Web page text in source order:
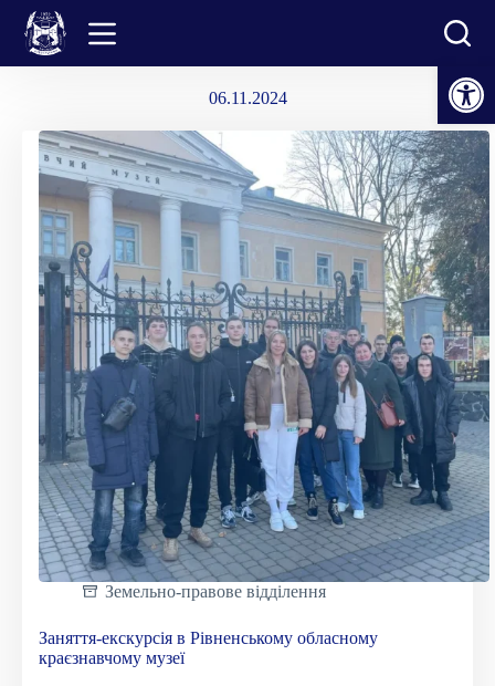
Відкрити Панель інструментів
Перейти
вмісту
06.11.2024
Земельно-правове відділення
Заняття-екскурсія в Рівненському обласному
краєзнавчому музеї